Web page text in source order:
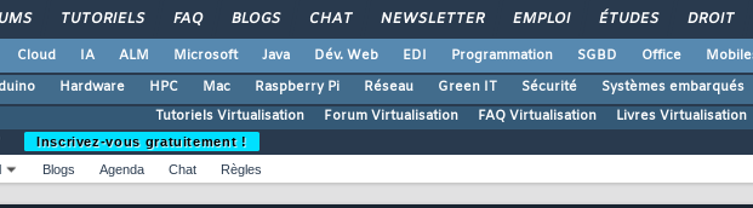
TUTORIELS FAQ BLOGS CHAT NEWSLETTER EMPLOI ÉTUDES DROIT
Cloud IA ALM Microsoft Java Dév. Web EDI Programmation SGBD Office
Hardware HPC Mac Raspberry Pi Réseau Green IT Sécurité Systèmes embarqués
Tutoriels Virtualisation
Forum Virtualisation FAQ Virtualisation Livres Virtualisation
Inscrivez-vous gratuitement !
Blogs Agenda Chat Règles